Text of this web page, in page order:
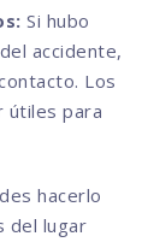
Si hubo
accidente,
Los
útiles para
hacerlo
del lugar